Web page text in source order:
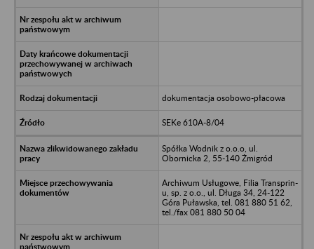
dokumentacja osobowo-płacowa
SEKe 610A-8/04
Spółka Wodnik z o.o.o, ul.
Obornicka 2, 55-140 Żmigród
Archiwum Usługowe, Filia Transprin-
u, sp. z o.o., ul. Długa 34, 24-122
Góra Puławska, tel. 081 880 51 62,
tel./fax 081 880 50 04